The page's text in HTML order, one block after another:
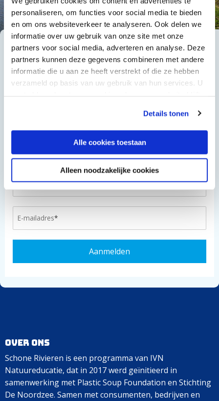
personaliseren, om functies voor social media te bieden
en om ons websiteverkeer te analyseren. Ook delen we
informatie over uw gebruik van onze site met onze
partners voor social media, adverteren en analyse. Deze
partners kunnen deze gegevens combineren met andere
informatie die u aan ze heeft verstrekt of die ze hebben
verzameld op basis van uw gebruik van hun services. U
Details tonen
Alle cookies toestaan
Alleen noodzakelijke cookies
Over ons
Schone Rivieren is een programma van IVN
Natuureducatie, dat in 2017 werd geïnitieerd in
samenwerking met Plastic Soup Foundation en Stichting
De Noordzee. Samen met consumenten, bedrijven en